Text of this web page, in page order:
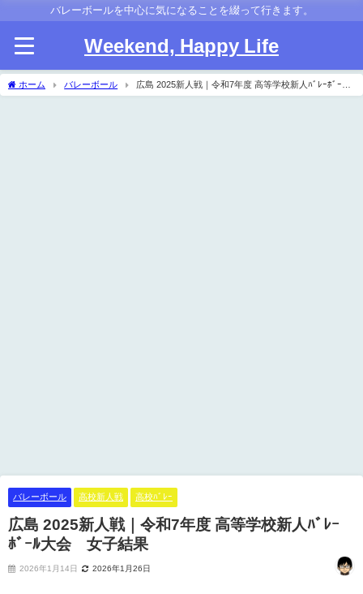
バレーボールを中心に気になることを綴って行きます。
Weekend, Happy Life
ホーム バレーボール
広島 2025新人戦｜令和7年度 高等学校新人ﾊﾞﾚｰﾎﾞｰﾙ
大会 女子結果
バレーボール 高校新人戦 高校ﾊﾞﾚｰ
広島 2025新人戦｜令和7年度 高等学校新人ﾊﾞﾚｰ
ﾎﾞｰﾙ大会 女子結果
2026年1月14日 2026年1月26日